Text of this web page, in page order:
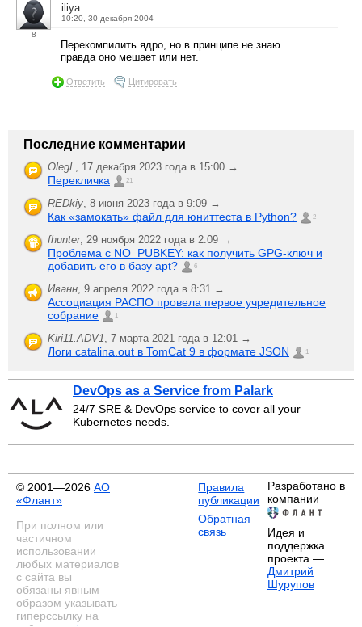
8
iliya
10:20, 30 декабря 2004
Перекомпилить ядро, но в принципе не знаю
правда оно мешает или нет.
Ответить Цитировать
Последние комментарии
OlegL 17 декабря 2023 года в 15:00 →
Перекличка 21
REDkiy 8 июня 2023 года в 9:09 →
Как «замокать» файл для юниттеста в Python? 2
fhunter, 29 ноября 2022 года в 2:09 →
Проблема с NO_PUBKEY: как получить GPG-ключ и
добавить его в базу apt?
6
Иванн 9 апреля 2022 года в 8:31 →
Ассоциация РАСПО провела первое учредительное
собрание
1
Kiri11.ADV1 7 марта 2021 года в 12:01 →
Логи catalina.out в TomCat 9 в формате JSON 1
DevOps as a Service from Palark
24/7 SRE & DevOps service to cover all your
Kubernetes needs.
© 2001—2026 АО
«Флант»
При полном или
частичном
использовании
любых материалов
с сайта вы
обязаны явным
образом указывать
гиперссылку на
Правила
публикации
Обратная
связь
Разработано в
компании
Идея и
поддержка
проекта —
Дмитрий
Шурупов